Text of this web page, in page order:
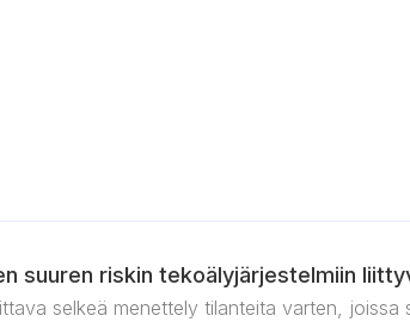
suuren riskin tekoälyjärjestelmiin
selkeä menettely tilanteita varten,